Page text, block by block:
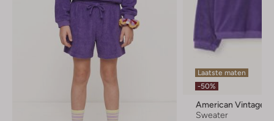
Laatste maten
-50%
American Vintage
Sweater